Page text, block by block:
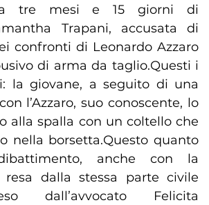
a tre mesi e 15 giorni di
Trapani, accusata di
confronti di Leonardo Azzaro
di arma da taglio.Questi i
la giovane, a seguito di una
l’Azzaro, suo conoscente, lo
alla spalla con un coltello che
nella borsetta.Questo quanto
anche con la
resa dalla stessa parte civile
dall’avvocato Felicita